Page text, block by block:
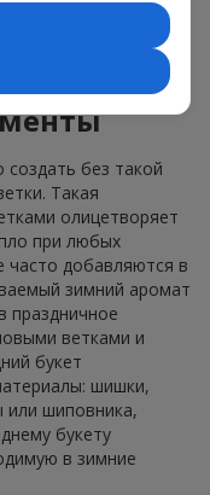
кремового. В
ассоциируются с
чуда.
без такой
Такая
олицетворяет
при любых
часто добавляются в
зимний аромат
праздничное
ветками и
букет
шишки,
или шиповника,
букету
в зимние